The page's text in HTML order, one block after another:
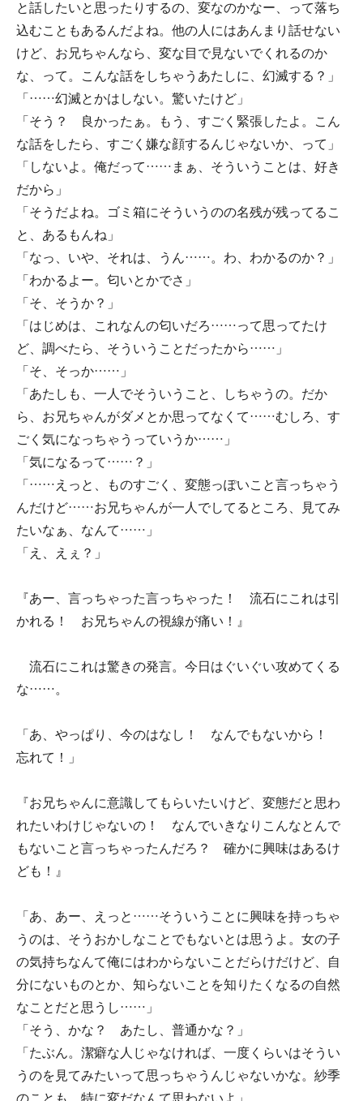
と話したいと思ったりするの、変なのかなー、って落ち
込むこともあるんだよね。他の人にはあんまり話せない
けど、お兄ちゃんなら、変な目で見ないでくれるのか
な、って。こんな話をしちゃうあたしに、幻滅する？」
「……幻滅とかはしない。驚いたけど」
「そう？ 良かったぁ。もう、すごく緊張したよ。こん
な話をしたら、すごく嫌な顔するんじゃないか、って」
「しないよ。俺だって……まぁ、そういうことは、好き
だから」
「そうだよね。ゴミ箱にそういうのの名残が残ってるこ
と、あるもんね」
「なっ、いや、それは、うん……。わ、わかるのか？」
「わかるよー。匂いとかでさ」
「そ、そうか？」
「はじめは、これなんの匂いだろ……って思ってたけ
ど、調べたら、そういうことだったから……」
「そ、そっか……」
「あたしも、一人でそういうこと、しちゃうの。だか
ら、お兄ちゃんがダメとか思ってなくて……むしろ、す
ごく気になっちゃうっていうか……」
「気になるって……？」
「……えっと、ものすごく、変態っぽいこと言っちゃう
んだけど……お兄ちゃんが一人でしてるところ、見てみ
たいなぁ、なんて……」
「え、えぇ？」
『あー、言っちゃった言っちゃった！ 流石にこれは引
かれる！ お兄ちゃんの視線が痛い！』
流石にこれは驚きの発言。今日はぐいぐい攻めてくる
な……。
「あ、やっぱり、今のはなし！ なんでもないから！
忘れて！」
『お兄ちゃんに意識してもらいたいけど、変態だと思わ
れたいわけじゃないの！ なんでいきなりこんなとんで
もないこと言っちゃったんだろ？ 確かに興味はあるけ
ども！』
「あ、あー、えっと……そういうことに興味を持っちゃ
うのは、そうおかしなことでもないとは思うよ。女の子
の気持ちなんて俺にはわからないことだらけだけど、自
分にないものとか、知らないことを知りたくなるの自然
なことだと思うし……」
「そう、かな？ あたし、普通かな？」
「たぶん。潔癖な人じゃなければ、一度くらいはそうい
うのを見てみたいって思っちゃうんじゃないかな。紗季
のことも、特に変だなんて思わないよ」